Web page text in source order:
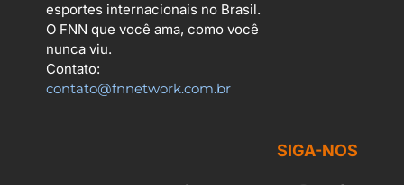
esportes internacionais no Brasil.
O FNN que você ama, como você
nunca viu.
Contato:
contato@fnnetwork.com.br
SIGA-NOS